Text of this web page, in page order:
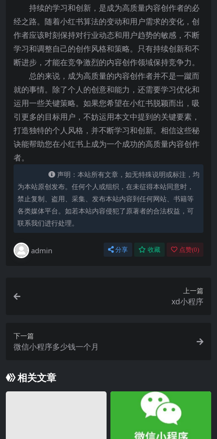
持续的学习和创新，是成为高质量内容创作者的必
经之路。随着小红书算法的变动和用户需求的变化，创
作者应该时刻保持对行业动态和用户趋势的敏感，不断
学习和调整自己的创作风格和策略。只有持续创新和不
断进步，才能在竞争激烈的内容创作领域保持竞争力。
总的来说，成为高质量的内容创作者并不是一蹴而
就的事情。除了个人的创意和能力，还需要学习优化和
运用一些关键策略。如果您希望在小红书脱颖而出，吸
引更多的目标用户，不妨运用本文中提到的关键要素，
打造独特的个人风格，并不断学习和创新。相信这些秘
诀能帮助您在小红书上成为一个成功的高质量内容创作
者。
声明：本站所有文章，如无特殊说明或标注，均
为本站原创发布。任何个人或组织，在未征得本站同意时，
禁止复制、盗用、采集、发布本站内容到任何网站、书籍等
各类媒体平台。如若本站内容侵犯了原著者的合法权益，可
联系我们进行处理。
admin 分享 收藏 点赞(0)
上一篇
xd小程序
下一篇
微信小程序多少钱一个月
相关文章